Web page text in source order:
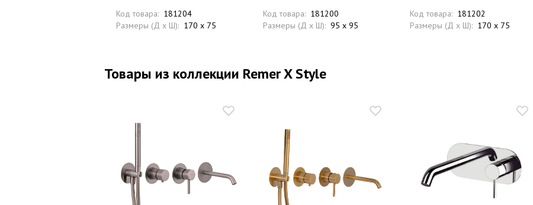
Код товара: 181204
Размеры (Д x Ш): 170 x 75
Код товара: 181200
Размеры (Д x Ш): 95 x 95
Код товара: 181202
Размеры (Д x Ш): 170 x 75
Товары из коллекции Remer X Style